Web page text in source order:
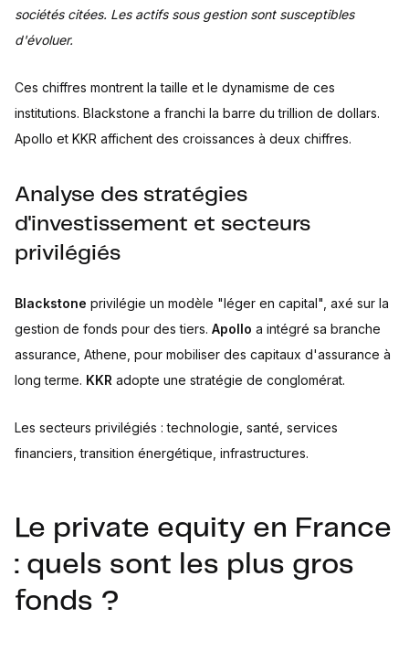
sociétés citées. Les actifs sous gestion sont susceptibles
d'évoluer.
Ces chiffres montrent la taille et le dynamisme de ces
institutions. Blackstone a franchi la barre du trillion de dollars.
Apollo et KKR affichent des croissances à deux chiffres.
Analyse des stratégies
d'investissement et secteurs
privilégiés
Blackstone privilégie un modèle "léger en capital", axé sur la
gestion de fonds pour des tiers. Apollo a intégré sa branche
assurance, Athene, pour mobiliser des capitaux d'assurance à
long terme. KKR adopte une stratégie de conglomérat.
Les secteurs privilégiés : technologie, santé, services
financiers, transition énergétique, infrastructures.
Le private equity en France
: quels sont les plus gros
fonds ?